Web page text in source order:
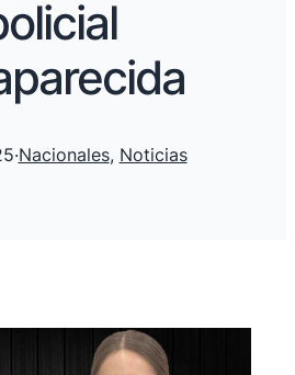
·Nacionales, Noticias